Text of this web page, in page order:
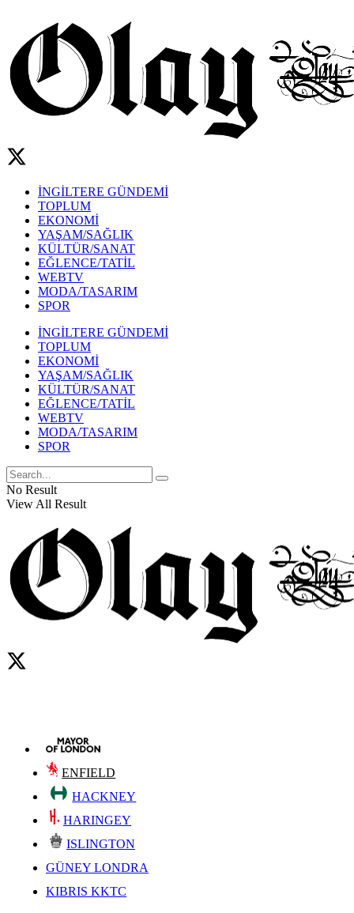
İNGİLTERE GÜNDEMİ
TOPLUM
EKONOMİ
YAŞAM/SAĞLIK
KÜLTÜR/SANAT
EĞLENCE/TATİL
WEBTV
MODA/TASARIM
SPOR
İNGİLTERE GÜNDEMİ
TOPLUM
EKONOMİ
YAŞAM/SAĞLIK
KÜLTÜR/SANAT
EĞLENCE/TATİL
WEBTV
MODA/TASARIM
SPOR
No Result
View All Result
ENFIELD
HACKNEY
HARINGEY
ISLINGTON
GÜNEY LONDRA
KIBRIS KKTC